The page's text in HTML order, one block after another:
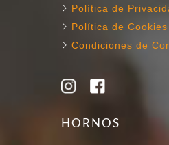
Política de
Política de Cookies
Condiciones de
HORNOS